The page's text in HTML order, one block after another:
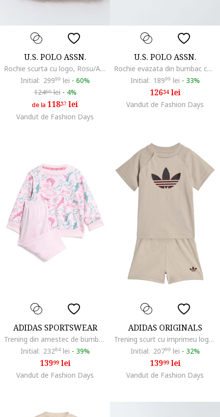
U.S. POLO ASSN.
Rochie scurta cu logo, Rosu/Albastru ultramarin
Initial: 29999 lei - 60%
12460lei - 4%
de la 11837 lei
Vandut de Fashion Days
U.S. POLO ASSN.
Rochie evazata din bumbac cu guler polo, Alb murdar/Roz
Initial: 18999 lei - 33%
12634lei
Vandut de Fashion Days
ADIDAS SPORTSWEAR
Trening din amestec de bumbac cu imprimeu, Alb/Turcoaz/Roz
Initial: 23284lei - 39%
13999lei
Vandut de Fashion Days
ADIDAS ORIGINALS
Trening scurt cu imprimeu logo, Bej
Initial: 20799 lei - 32%
13999lei
Vandut de Fashion Days